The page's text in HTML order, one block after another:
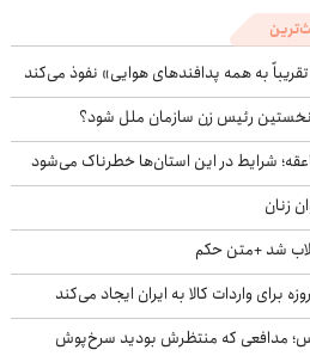
به همه پدافندهای هوایی» نفوذ می‌کند
نخستین رئیس زن سازمان ملل شود؟
شرایط در این استان‌ها خطرناک می‌شود
زنان
شد +متن حکم
مدافعی که منتظرش بودید سرخ‌پوش